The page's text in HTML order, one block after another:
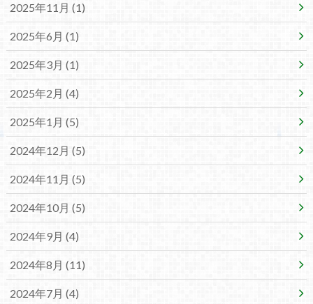
2025年11月 (1)
2025年6月 (1)
2025年3月 (1)
2025年2月 (4)
2025年1月 (5)
2024年12月 (5)
2024年11月 (5)
2024年10月 (5)
2024年9月 (4)
2024年8月 (11)
2024年7月 (4)